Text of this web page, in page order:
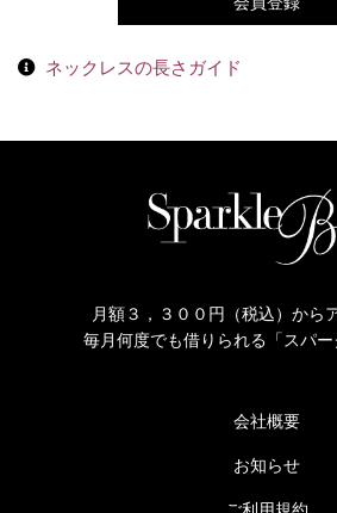
ネックレスの長さガイド
月額３，３００円（税込）から
毎月何度でも借りられる「スパー
会社概要
お知らせ